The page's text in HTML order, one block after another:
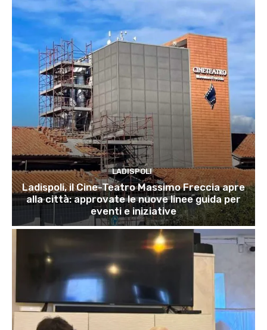
LADISPOLI
Ladispoli, il Cine-Teatro Massimo Freccia apre
alla città: approvate le nuove linee guida per
eventi e iniziative